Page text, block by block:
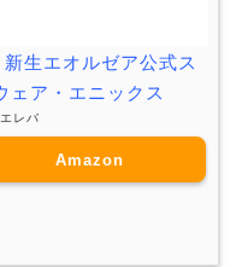
生エオルゼア公式ス
ェア・エニックス
レバ
Amazon